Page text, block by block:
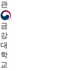
관
금
강
대
학
교